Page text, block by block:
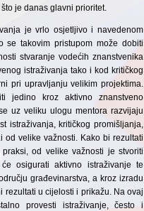
je danas glavni prioritet.
je vrlo osjetljivo i navedenom
se takovim pristupom može dobiti
stvaranje vodećih znanstvenika
istraživanja tako i kod kritičkog
pri upravljanju velikim projektima.
jedino kroz aktivno znanstveno
uz veliku ulogu mentora razvijaju
istraživanja, kritičkog promišljanja,
velike važnosti. Kako bi rezultati
od velike važnosti je stvoriti
osigurati aktivno istraživanje te
građevinarstva, a kroz izradu
rezultati u cijelosti i prikažu. Na ovaj
provesti istraživanje, često i